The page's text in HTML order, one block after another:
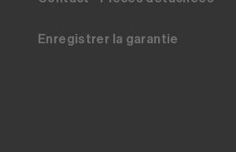
Enregistrer la garantie